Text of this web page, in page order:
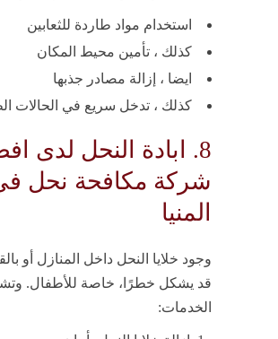
استخدام مواد طاردة للثعابين
كذلك ، تأمين محيط المكان
ايضا ، إزالة مصادر جذبها
كذلك ، تدخل سريع في الحالات
8. ابادة النحل لدى
شركة مكافحة نحل
المنيا
وجود خلايا النحل داخل المنازل أو
قد يشكل خطرًا، خاصة للأطفال.
الخدمات: